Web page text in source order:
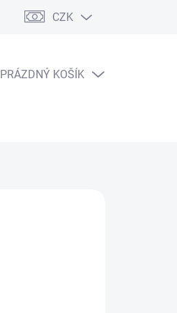
CZK
NÁKUPNÍ
PRÁZDNÝ KOŠÍK